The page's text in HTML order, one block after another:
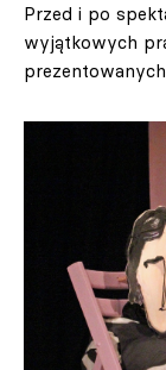
Przed i po
wyjątkowych